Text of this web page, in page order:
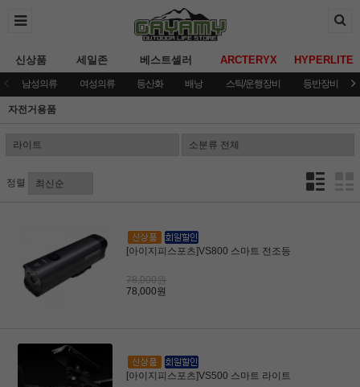
신상품 세일존 베스트셀러 ARCTERYX HYPERLITE
남성의류 여성의류 등산화 배낭 스틱/운행장비 등반장비
자전거용품
정렬
[아이지피스포츠]VS800 스마트 전조등
78,000원
78,000원
[아이지피스포츠]VS500 스마트 라이트